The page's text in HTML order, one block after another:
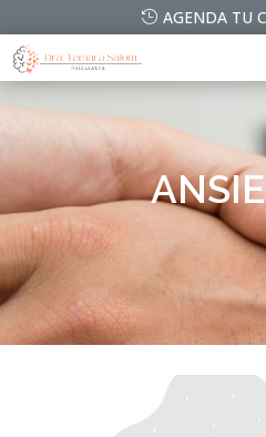
AGENDA TU